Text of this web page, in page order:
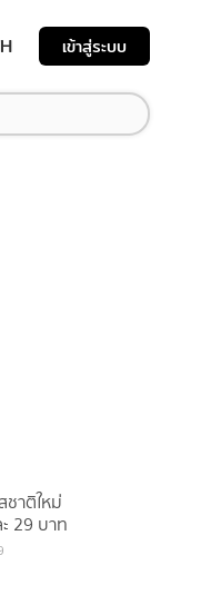
เข้าสู่ระบบ
ชาติใหม่
29 บาท